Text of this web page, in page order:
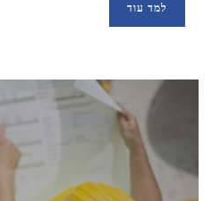
למד עוד